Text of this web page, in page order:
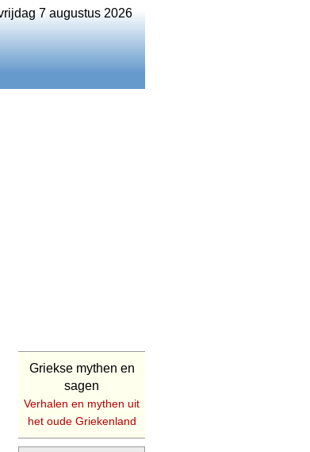
7 augustus 2026
Griekse mythen en
sagen
Verhalen en mythen uit
het oude Griekenland